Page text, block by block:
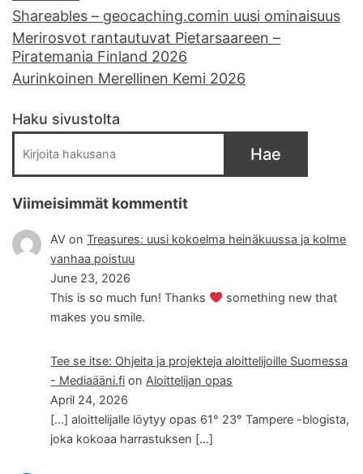
Shareables – geocaching.comin uusi ominaisuus
Merirosvot rantautuvat Pietarsaareen –
Piratemania Finland 2026
Aurinkoinen Merellinen Kemi 2026
Haku sivustolta
Hae
Viimeisimmät kommentit
AV onTreasures: uusi kokoelma heinäkuussa ja kolme
vanhaa poistuu
June 23, 2026
This is so much fun! Thanks
something new that
makes you smile.
Tee se itse: Ohjeita ja projekteja aloittelijoille Suomessa
- Mediaääni.fi onAloittelijan opas
April 24, 2026
[…] aloittelijalle löytyy opas 61° 23° Tampere -blogista,
joka kokoaa harrastuksen […]